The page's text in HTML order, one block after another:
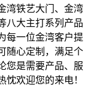
湾铁艺大门、金湾
八大主打系列产品
每一位金湾客户提
随心定制，满足个
您是需要产品、服
忱欢迎您的来电！